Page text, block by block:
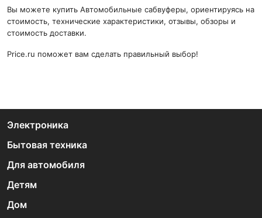
Вы можете купить Автомобильные сабвуферы, ориентируясь на
стоимость, технические характеристики, отзывы, обзоры и
стоимость доставки.
Price.ru поможет вам сделать правильный выбор!
Электроника
Бытовая техника
Для автомобиля
Детям
Дом